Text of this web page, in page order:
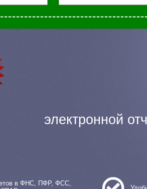
электронной
в ФНС, ПФР, ФСС,